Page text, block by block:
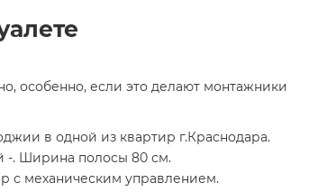
особенно, если это делают монтажники
в одной из квартир г.Краснодара.
-. Ширина полосы 80 см.
с механическим управлением.